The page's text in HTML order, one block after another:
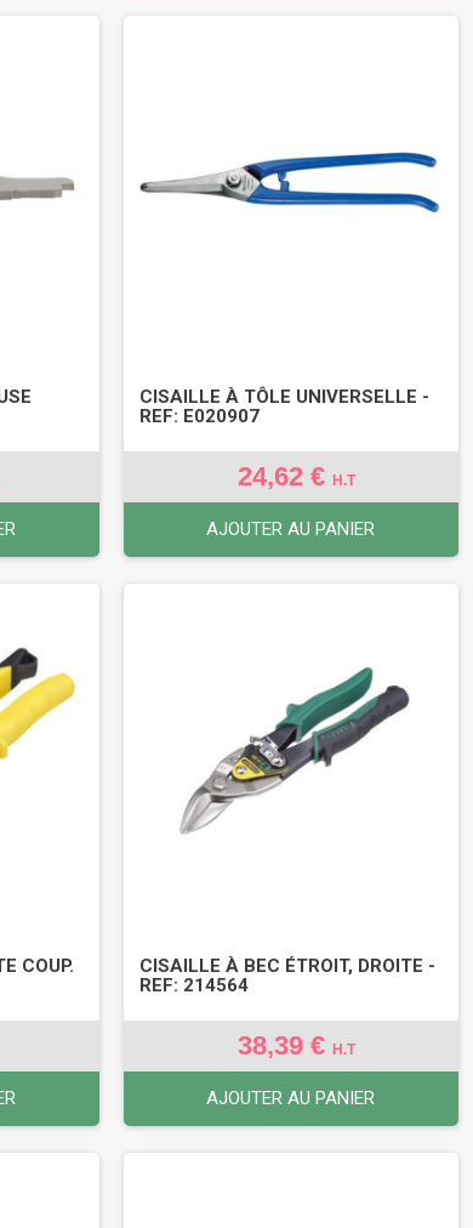
CISAILLE À TÔLE UNIVERSELLE -
REF: E020907
24,62 €H.T
AJOUTER AU PANIER
COUP.
CISAILLE À BEC ÉTROIT, DROITE -
REF: 214564
38,39 €H.T
AJOUTER AU PANIER